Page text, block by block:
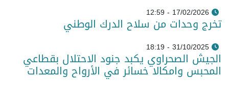
17/02/2026 - 12:59
تخرج وحدات من سلاح الدرك الوطني
31/10/2025 - 18:19
الجيش الصحراوي يكبد جنود الاحتلال بقطاعي
المحبس وامكالا خسائر في الأرواح والمعدات